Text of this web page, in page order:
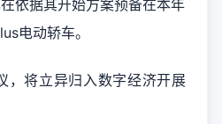
依据其开始方案预备在本年
电动轿车。
，将立异归入数字经济开展